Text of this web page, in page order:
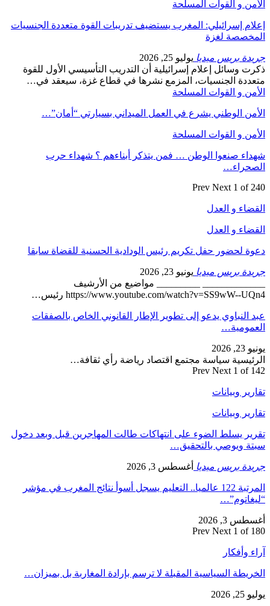
الأمن و القوات المسلحة
إعلام إسرائيلي: المغرب يستضيف تدريبات القوة متعددة الجنسيات
المخصصة لغزة
جريدة بريس ميديا يوليو 25, 2026
ذكرت وسائل إعلام إسرائيلية أن التدريب التأسيسي الأول للقوة
متعددة الجنسيات، المزمع نشرها في قطاع غزة، سيعقد في…
الأمن و القوات المسلحة
الأمن الوطني يشرع في العمل الميداني بسيارتي “أمان”…
الأمن و القوات المسلحة
شهداء صنعوا الوطن … فمن يتذكر أبناءهم ؟ شهداء حرب
الصحراء…
Prev Next 1 of 240
القضاء و العدل
القضاء و العدل
دعوة لحضور حفل تكريم رئيس الودادية الحسنية للقضاة سابقا
جريدة بريس ميديا يونيو 23, 2026
_____________ _________ مواضيع من الأرشيف
https://www.youtube.com/watch?v=SS9wW--UQn4 رئيس…
عبد النباوي يدعو إلى تطوير الإطار القانوني الخاص بالصفقات
العمومية…
يونيو 23, 2026
الرئيسية سياسة مجتمع اقتصاد رياضة رأي ثقافة…
Prev Next 1 of 142
تقارير وبيانات
تقارير وبيانات
تقرير يسلط الضوء على انتهاكات طالت المهاجرين قبل وبعد دخول
سبتة ويوصي بالتحقيق…
جريدة بريس ميديا أغسطس 3, 2026
المرتبة 122 عالميا.. التعليم يسجل أسوأ نتائج المغرب في مؤشر
“ليغاتوم”…
أغسطس 3, 2026
Prev Next 1 of 180
آراء وأفكار
الخريطة السياسية المقبلة لا ترسم بإرادة المغاربة بل بميزان…
يوليو 25, 2026